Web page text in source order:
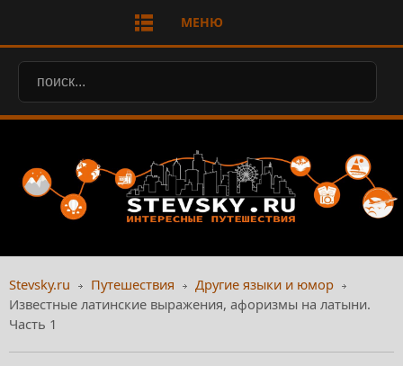
МЕНЮ
Stevsky.ru Путешествия
Другие языки и юмор
Известные латинские выражения, афоризмы на латыни.
Часть 1